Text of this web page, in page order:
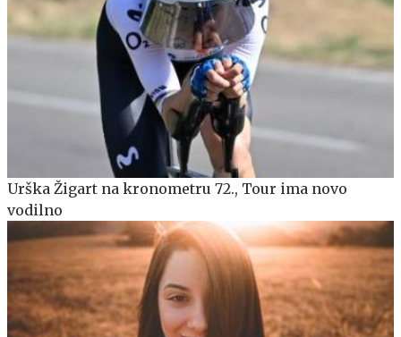
Urška Žigart na kronometru 72., Tour ima novo
vodilno